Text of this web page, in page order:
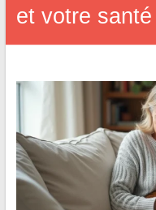
et votre santé